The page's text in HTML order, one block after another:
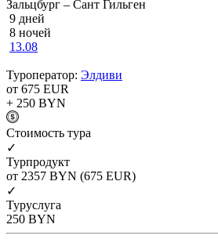
Зальцбург – Сант Гильген
9 дней
8 ночей
13.08
Туроператор: Элдиви
от 675 EUR
+ 250 BYN
Cтоимость тура
✓
Турпродукт
от 2357 BYN (675 EUR)
✓
Туруслуга
250 BYN